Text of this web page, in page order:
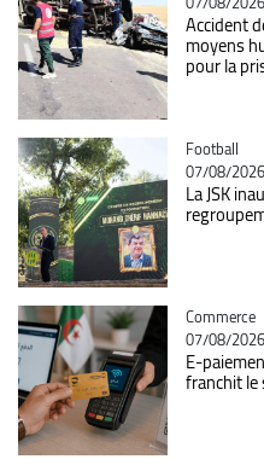
Accident
moyens
pour la
Catégorie
Football
07/08/
La JSK
Catégorie
Commerce
07/08/
E-
franchit le